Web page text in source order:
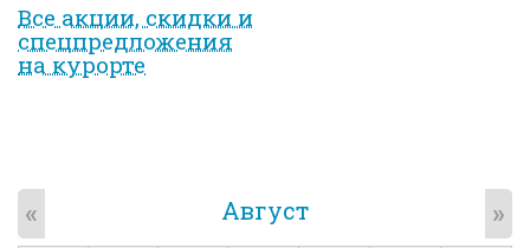
Все акции, скидки и
спец­предложе­ния
на курорте
Август
« »